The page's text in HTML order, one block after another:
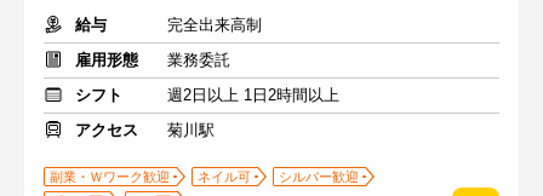
給与
完全出来高制
雇用形態
業務委託
シフト
週2日以上 1日2時間以上
アクセス
菊川駅
副業・Ｗワーク歓迎 ネイル可
シルバー歓迎